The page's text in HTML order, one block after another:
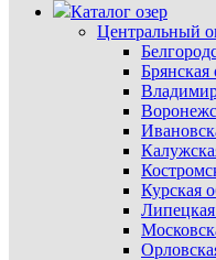
Каталог озер
Центральный
Брянская
Курская
Липецкая